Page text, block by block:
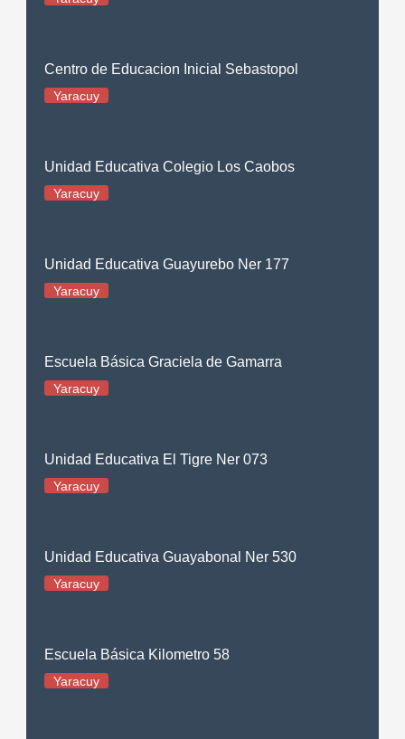
Centro de Educacion Inicial Sebastopol
Yaracuy
Unidad Educativa Colegio Los Caobos
Yaracuy
Unidad Educativa Guayurebo Ner 177
Yaracuy
Escuela Básica Graciela de Gamarra
Yaracuy
Unidad Educativa El Tigre Ner 073
Yaracuy
Unidad Educativa Guayabonal Ner 530
Yaracuy
Escuela Básica Kilometro 58
Yaracuy